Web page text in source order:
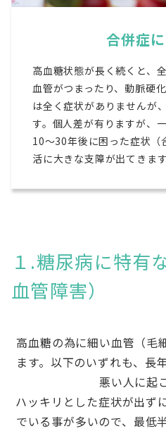
合併症
高血糖状態が長く続くと、
血管がつまったり、動脈硬
は全く症状がありませんが
す。個人差が有りますが、
10～30年後に困った症状（
活に大きな支障が出てきます
１.糖尿病に特有
血管障害）
高血糖の為に細い血管（毛
ます。以下のいずれも、長
悪い人に起
ハッキリとした症状が出ず
でいる事が多いので、最低